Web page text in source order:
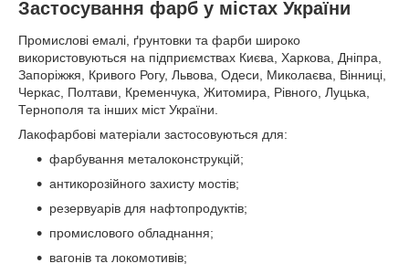
Застосування фарб у містах України
Промислові емалі, ґрунтовки та фарби широко
використовуються на підприємствах Києва, Харкова, Дніпра,
Запоріжжя, Кривого Рогу, Львова, Одеси, Миколаєва, Вінниці,
Черкас, Полтави, Кременчука, Житомира, Рівного, Луцька,
Тернополя та інших міст України.
Лакофарбові матеріали застосовуються для:
фарбування металоконструкцій;
антикорозійного захисту мостів;
резервуарів для нафтопродуктів;
промислового обладнання;
вагонів та локомотивів;